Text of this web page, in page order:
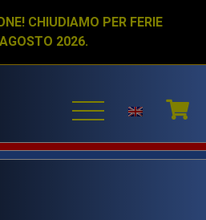
CHIUDIAMO PER FERIE
2026.